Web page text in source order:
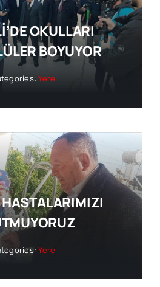
OKULLARI
BOYUYOR
Yerel
HASTALARIMIZI
Yerel